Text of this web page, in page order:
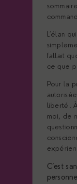
L’élan
fallait
ce que
Pour la
liberté.
moi, de
C’est